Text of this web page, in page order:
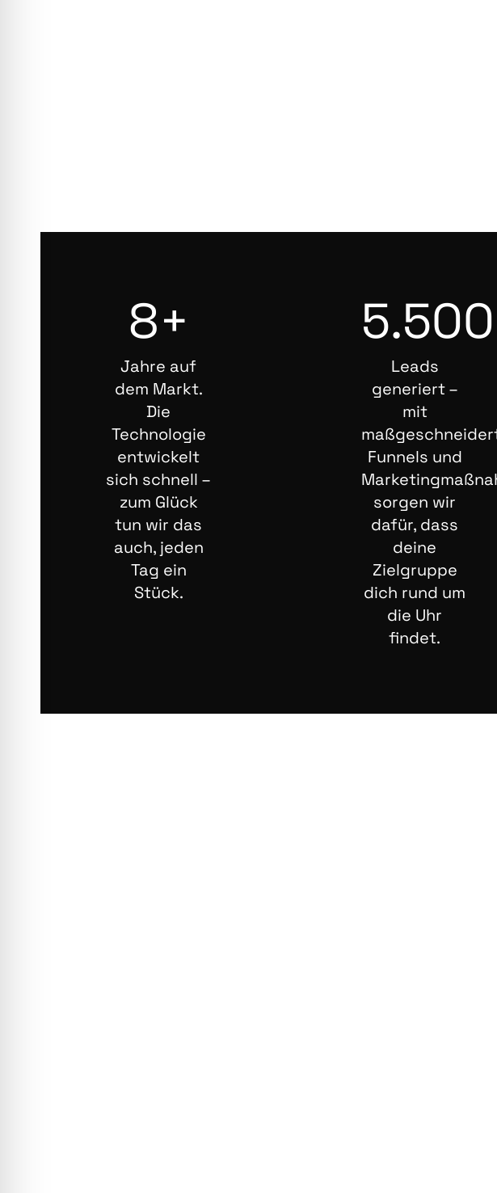
8+
Jahre auf
dem Markt.
Die
Technologie
entwickelt
sich schnell –
zum Glück
tun wir das
auch, jeden
Tag ein
Stück.
Leads
generiert –
mit
Funnels und
sorgen wir
dafür, dass
deine
Zielgruppe
dich rund um
die Uhr
findet.